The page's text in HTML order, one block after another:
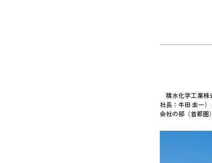
積水化学工業株
社長：牛田 圭一
会社の部（首都圏